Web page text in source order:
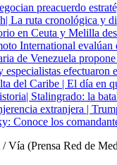
preacuerdo
La ruta cronológica y
en Ceuta y Melilla
International evalúan
de Venezuela
especialistas
del Caribe | El día en
Stalingrado: la
extranjera |
Conoce los
/ Vía (Prensa Red de